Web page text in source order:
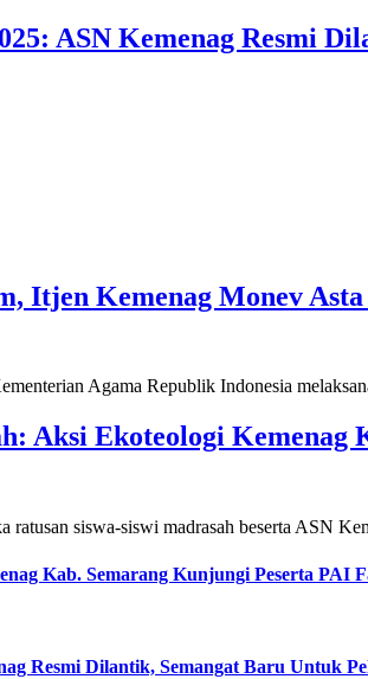
ASN Kemenag Resmi
Itjen Kemenag Monev
Agama Republik Indonesia
Aksi Ekoteologi
ratusan siswa-siswi madrasah beserta ASN
Kab. Semarang Kunjungi Peserta PAI
Resmi Dilantik, Semangat Baru Untuk